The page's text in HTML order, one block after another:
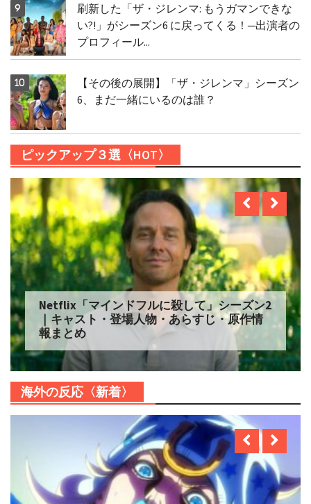
刷新した「ザ・ジレンマ: もうガマンできな
い?!」がシーズン6 に戻ってくる！─出演者の
プロフィール...
【その後の展開】「ザ・ジレンマ」シーズン
6、まだ一緒にいるのは誰？
ピックアップ３選〈HOT〉
Netflix「マインドフルに殺して」シーズン2
｜キャスト・登場人物・あらすじ・原作情
報まとめ
海外の反応〈新着〉